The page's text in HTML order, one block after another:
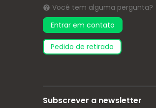
Você tem alguma pergunta?
Entrar em contato
pedido de retirada
Subscrever a newsletter